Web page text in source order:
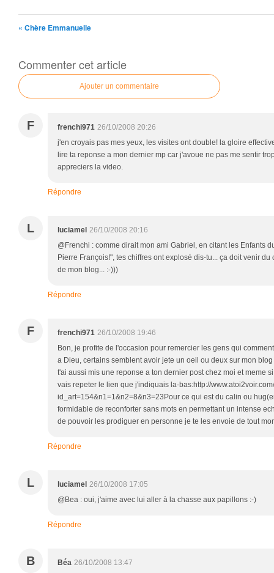
« Chère Emmanuelle
Commenter cet article
Ajouter un commentaire
F frenchi971 26/10/2008 20:26
j'en croyais pas mes yeux, les visites ont double! la gloire
lire ta reponse a mon dernier mp car j'avoue ne pas me sentir
appreciers la video.
Répondre
L luciamel 26/10/2008 20:16
@Frenchi : comme dirait mon ami Gabriel, en citant les Enfants
Pierre François!", tes chiffres ont explosé dis-tu... ça doit venir
de mon blog... :-)))
Répondre
F frenchi971 26/10/2008 19:46
Bon, je profite de l'occasion pour remercier les gens qui
a Dieu, certains semblent avoir jete un oeil ou deux sur mon
t'ai aussi mis une reponse a ton dernier post chez moi et meme
vais repeter le lien que j'indiquais la-bas:http://
id_art=154&n1=1&n2=8&n3=23Pour ce qui est du calin ou
formidable de reconforter sans mots en permettant un intense
de pouvoir les prodiguer en personne je te les envoie de tout
Répondre
L luciamel 26/10/2008 17:05
@Bea : oui, j'aime avec lui aller à la chasse aux papillons :-)
Répondre
B Béa 26/10/2008 13:47